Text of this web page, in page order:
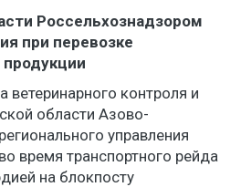
Россельхознадзором
при перевозке
ветеринарного контроля и
области Азово-
управления
время транспортного рейда
на блокпосту